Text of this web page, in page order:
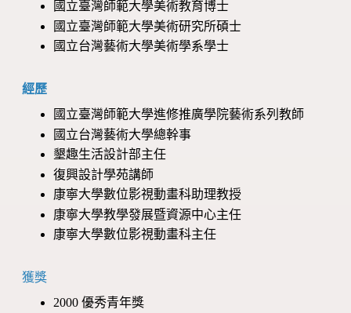
國立臺灣師範大學美術教育博士
國立臺灣師範大學美術研究所碩士
國立台灣藝術大學美術學系學士
經歷
國立臺灣師範大學進修推廣學院藝術系列教師
國立台灣藝術大學總幹事
墾趣生活設計部主任
復興設計學苑講師
康寧大學數位影視動畫科助理教授
康寧大學教學發展暨資源中心主任
康寧大學數位影視動畫科主任
獲獎
2000 優秀青年獎